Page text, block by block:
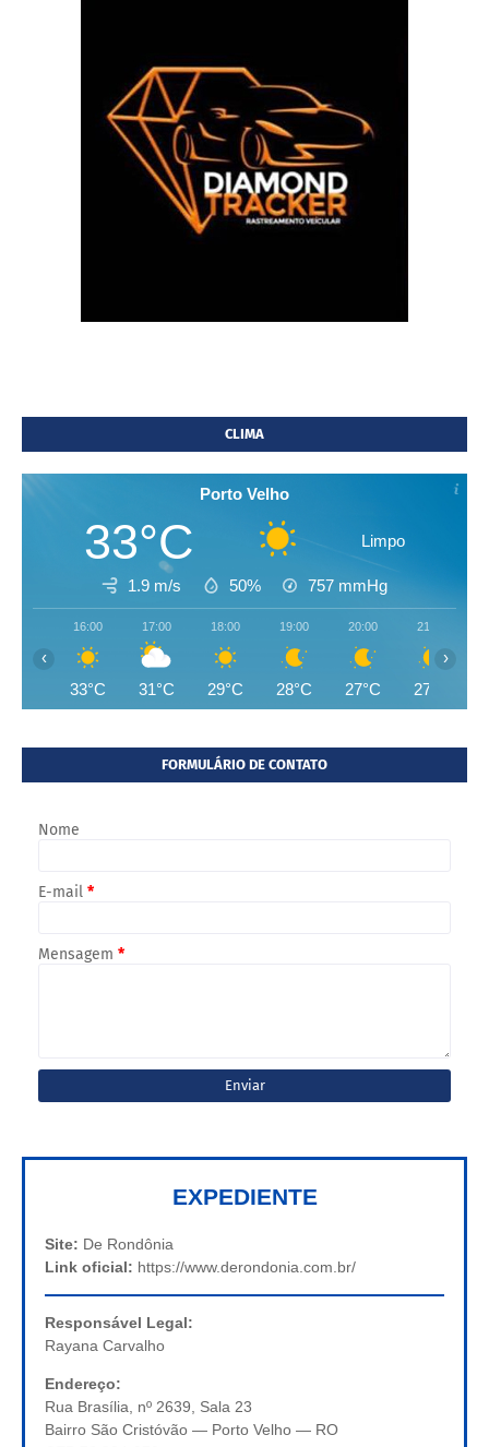
CLIMA
Porto Velho
33°C Limpo
1.9 m/s 50% 757 mmHg
16:00
33°C
17:00
31°C
18:00
29°C
19:00
28°C
20:00
27°C
21:00
27°C
‹ ›
FORMULÁRIO DE CONTATO
Nome
E-mail *
Mensagem *
EXPEDIENTE
Site: De Rondônia
Link oficial: https://www.derondonia.com.br/
Responsável Legal:
Rayana Carvalho
Endereço:
Rua Brasília, nº 2639, Sala 23
Bairro São Cristóvão — Porto Velho — RO